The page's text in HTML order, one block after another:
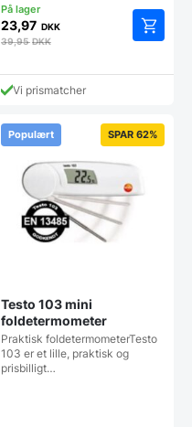
23,97 DKK
39,95DKK
Vi prismatcher
Populært SPAR 62%
Testo 103 mini
foldetermometer
Praktisk foldetermometerTesto
103 er et lille, praktisk og
prisbilligt…